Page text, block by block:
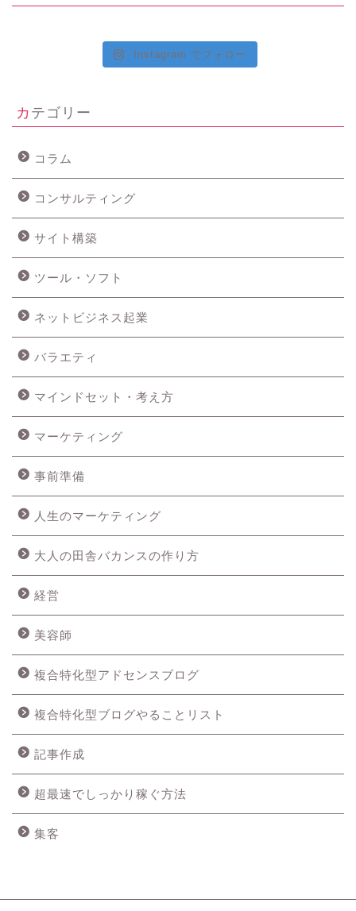
Instagram でフォロー
カテゴリー
コラム
コンサルティング
サイト構築
ツール・ソフト
ネットビジネス起業
バラエティ
マインドセット・考え方
マーケティング
事前準備
人生のマーケティング
大人の田舎バカンスの作り方
経営
美容師
複合特化型アドセンスブログ
複合特化型ブログやることリスト
記事作成
超最速でしっかり稼ぐ方法
集客